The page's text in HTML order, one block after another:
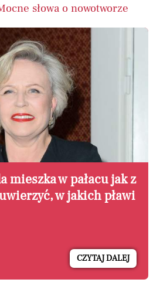
słowa o nowotworze
mieszka w pałacu jak z
w jakich pławi
CZYTAJ DALEJ